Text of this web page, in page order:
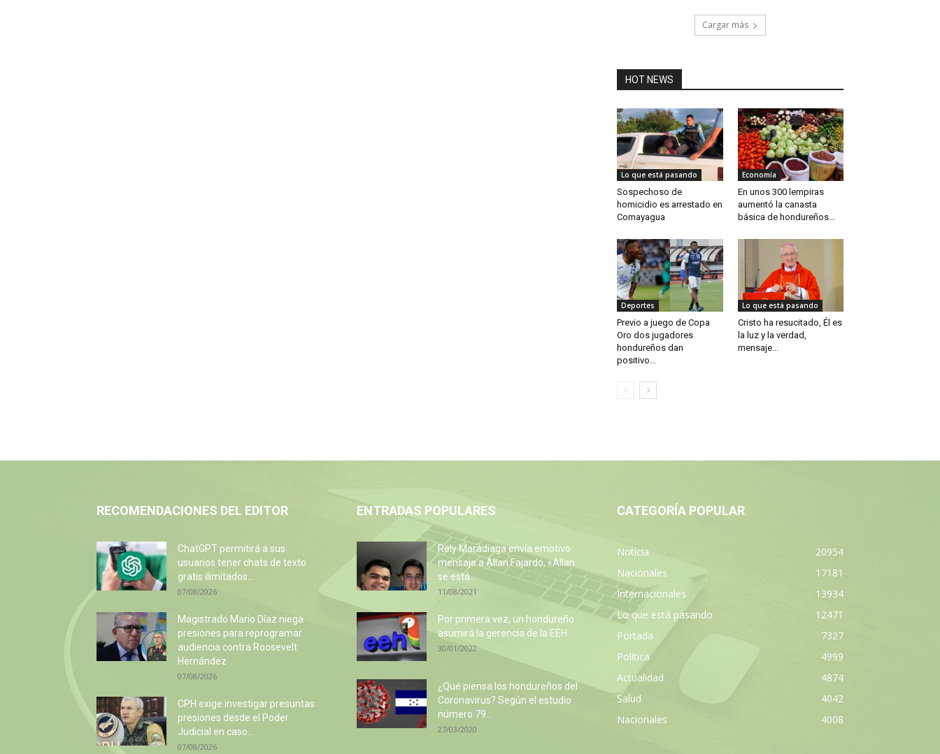
Cargar más
HOT NEWS
Lo que está pasando
Sospechoso de
homicidio es arrestado en
Comayagua
Economía
En unos 300 lempiras
aumentó la canasta
básica de hondureños...
Deportes
Previo a juego de Copa
Oro dos jugadores
hondureños dan
positivo...
Lo que está pasando
Cristo ha resucitado, Él es
la luz y la verdad,
mensaje...
RECOMENDACIONES DEL EDITOR
ChatGPT permitirá a sus
usuarios tener chats de texto
gratis ilimitados...
07/08/2026
Magistrado Mario Díaz niega
presiones para reprogramar
audiencia contra Roosevelt
Hernández
07/08/2026
CPH exige investigar presuntas
presiones desde el Poder
Judicial en caso...
07/08/2026
ENTRADAS POPULARES
Rely Maradiaga envía emotivo
mensaje a Allan Fajardo, «Allan
se está...
11/08/2021
Por primera vez, un hondureño
asumirá la gerencia de la EEH
30/01/2022
¿Qué piensa los hondureños del
Coronavirus? Según el estudio
número 79...
27/03/2020
CATEGORÍA POPULAR
Noticia
20954
Nacionales
17181
Internacionales
13934
Lo que está pasando
12471
Portada
7327
Política
4999
Actualidad
4874
Salud
4042
Nacionales
4008